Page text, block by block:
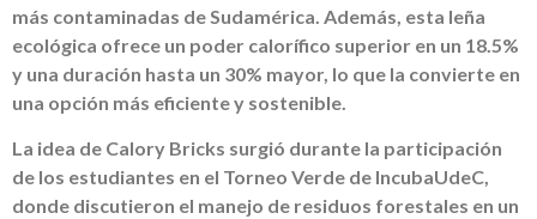
más contaminadas de Sudamérica. Además, esta leña
ecológica ofrece un poder calorífico superior en un 18.5%
y una duración hasta un 30% mayor, lo que la convierte en
una opción más eficiente y sostenible.
La idea de Calory Bricks surgió durante la participación
de los estudiantes en el Torneo Verde de IncubaUdeC,
donde discutieron el manejo de residuos forestales en un